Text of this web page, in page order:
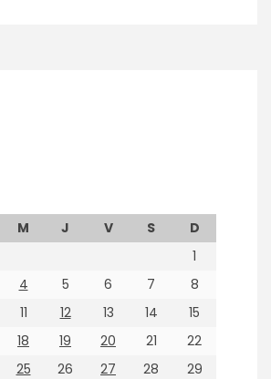
M J V S
D
1
4 5 6 7
8
11 12 13 14
15
18 19 20 21
22
25 26 27 28
29